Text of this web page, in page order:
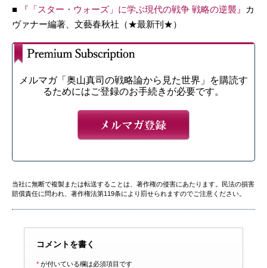
■
『「スター・ウォーズ」 に学ぶ現代の戦争 戦略の逆襲』
カ
ヴァナー編著、文藝春秋社（★最新刊★）
メルマガ「奥山真司の戦略論から見た世界」を購読す
るためにはご登録のお手続きが必要です。
当社に無断で複製または転送することは、著作権の侵害にあたります。民法の損害
賠償責任に問われ、著作権法第119条により罰せられますのでご注意ください。
コメントを書く
* が付いている欄は必須項目です